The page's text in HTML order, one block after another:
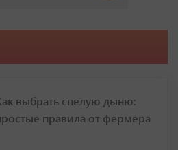
выбрать спелую дыню:
правила от фермера